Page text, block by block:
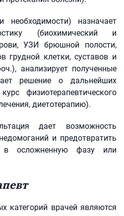
необходимости) назначает
(биохимический и
УЗИ брюшной полости,
грудной клетки, суставов и
анализирует полученные
решение о дальнейших
физиотерапевтического
диетотерапию).
дает возможность
и предотвратить
в осложненную фазу или
категорий врачей являются